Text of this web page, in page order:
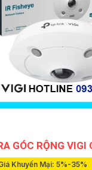
GÓC RỘNG VIGI
Khuyến Mại: 5%-35%